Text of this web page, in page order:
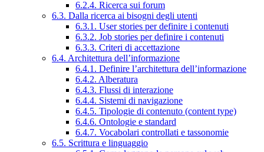
6.2.4. Ricerca sui forum
6.3. Dalla ricerca ai bisogni degli utenti
6.3.1. User stories per definire i contenuti
6.3.2. Job stories per definire i contenuti
6.3.3. Criteri di accettazione
6.4. Architettura dell’informazione
6.4.1. Definire l’architettura dell’informazione
6.4.2. Alberatura
6.4.3. Flussi di interazione
6.4.4. Sistemi di navigazione
6.4.5. Tipologie di contenuto (content type)
6.4.6. Ontologie e standard
6.4.7. Vocabolari controllati e tassonomie
6.5. Scrittura e linguaggio